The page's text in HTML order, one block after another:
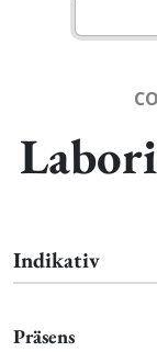
Indikativ
Präsens